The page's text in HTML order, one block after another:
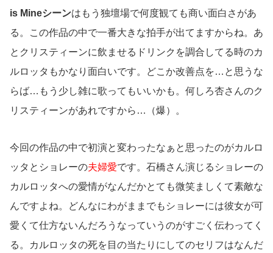
is Mineシーンはもう独壇場で何度観ても商い面白さがあ
る。この作品の中で一番大きな拍手が出てますからね。あ
とクリスティーンに飲ませるドリンクを調合してる時のカ
ルロッタもかなり面白いです。どこか改善点を…と思うな
らば…もう少し雑に歌ってもいいかも。何しろ杏さんのク
リスティーンがあれですから…（爆）。
今回の作品の中で初演と変わったなぁと思ったのがカルロ
ッタとショレーの夫婦愛です。石橋さん演じるショレーの
カルロッタへの愛情がなんだかとても微笑ましくて素敵な
んですよね。どんなにわがままでもショレーには彼女が可
愛くて仕方ないんだろうなっていうのがすごく伝わってく
る。カルロッタの死を目の当たりにしてのセリフはなんだ